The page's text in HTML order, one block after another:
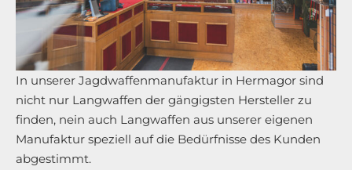
In unserer Jagdwaffenmanufaktur in Hermagor sind
nicht nur Langwaffen der gängigsten Hersteller zu
finden, nein auch Langwaffen aus unserer eigenen
Manufaktur speziell auf die Bedürfnisse des Kunden
abgestimmt.